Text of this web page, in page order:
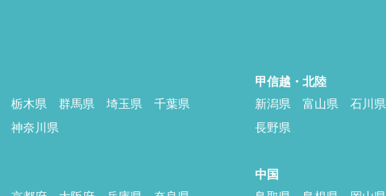
栃木県 群馬県 埼玉県
千葉県
神奈川県
甲信越・北陸
新潟県
富山県 石川県
長野県
中国